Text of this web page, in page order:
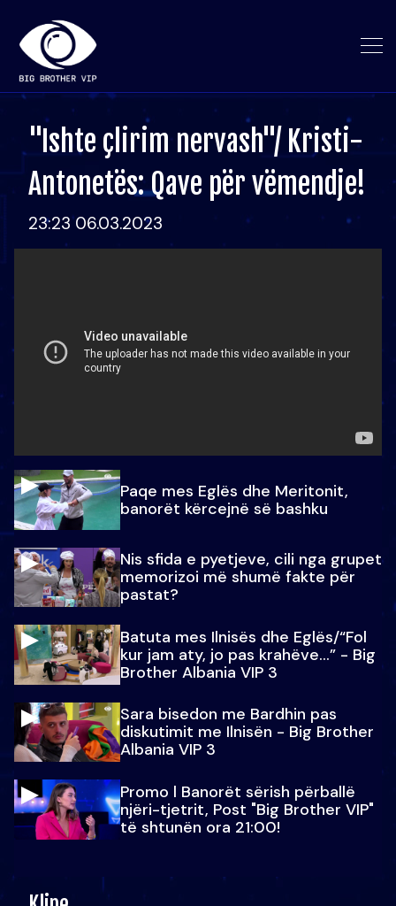
"Ishte çlirim nervash"/ Kristi-
Antonetës: Qave për vëmendje!
23:23 06.03.2023
Paqe mes Eglës dhe Meritonit,
banorët kërcejnë së bashku
Nis sfida e pyetjeve, cili nga grupet
memorizoi më shumë fakte për
pastat?
Batuta mes Ilnisës dhe Eglës/“Fol
kur jam aty, jo pas krahëve…” - Big
Brother Albania VIP 3
Sara bisedon me Bardhin pas
diskutimit me Ilnisën - Big Brother
Albania VIP 3
Promo l Banorët sërish përballë
njëri-tjetrit, Post "Big Brother VIP"
të shtunën ora 21:00!